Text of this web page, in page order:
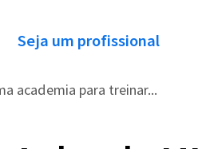
Seja um profissional
academia para treinar...